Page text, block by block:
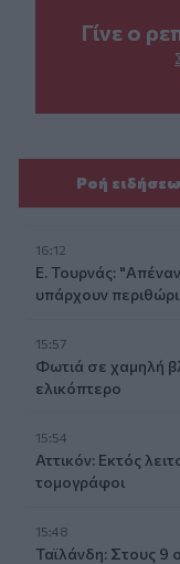
Γίνε ο
Ροή
16:12
Ε. Τουρνάς:
υπάρχουν
15:57
Φωτιά σε χαμηλή
ελικόπτερο
15:54
Αττικόν: Εκτός
τομογράφοι
15:48
Ταϊλάνδη: Στους 9